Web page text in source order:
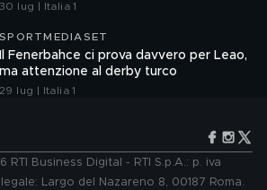
30 lug | Italia 1
SPORTMEDIASET
Il Fenerbahce ci prova davvero per Leao,
ma attenzione al derby turco
29 lug | Italia 1
RTI Business Digital - RTI S.p.A.: p. iva
Largo del Nazareno 8, 00187 Roma.